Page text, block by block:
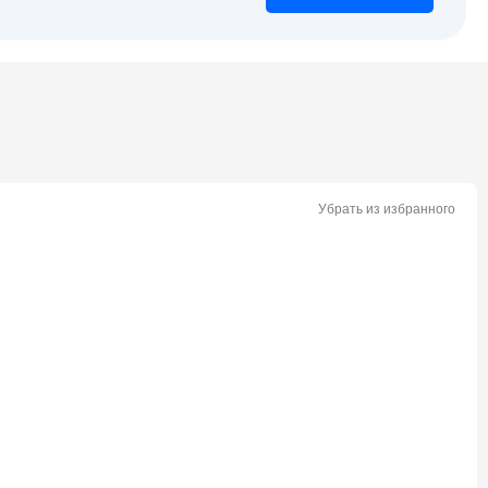
Убрать из избранного